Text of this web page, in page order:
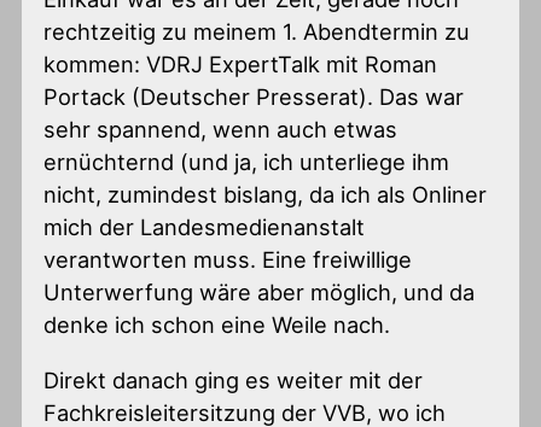
rechtzeitig zu meinem 1. Abendtermin zu
kommen: VDRJ ExpertTalk mit Roman
Portack (Deutscher Presserat). Das war
sehr spannend, wenn auch etwas
ernüchternd (und ja, ich unterliege ihm
nicht, zumindest bislang, da ich als Onliner
mich der Landesmedienanstalt
verantworten muss. Eine freiwillige
Unterwerfung wäre aber möglich, und da
denke ich schon eine Weile nach.
Direkt danach ging es weiter mit der
Fachkreisleitersitzung der VVB, wo ich